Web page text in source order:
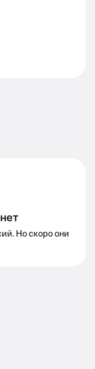
Но скоро они